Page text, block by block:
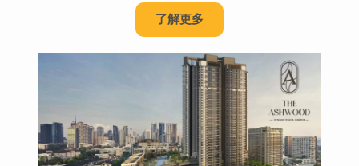
了解更多